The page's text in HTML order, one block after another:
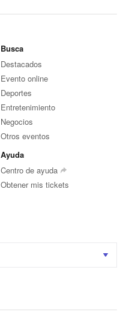
Busca
Destacados
Evento online
Deportes
Entretenimiento
Negocios
Otros eventos
Ayuda
Centro de ayuda
Obtener mis tickets